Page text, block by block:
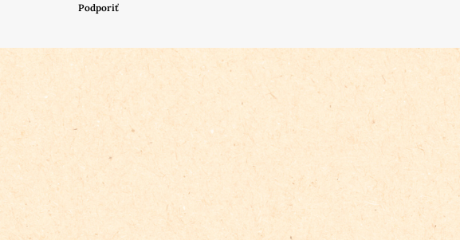
Podporiť